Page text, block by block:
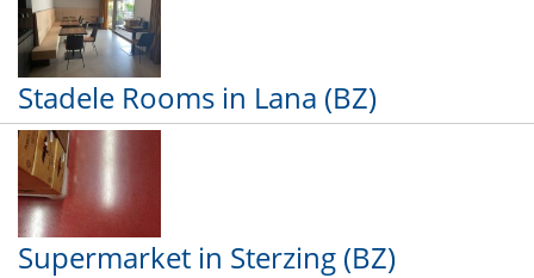
Stadele Rooms in Lana (BZ)
Supermarket in Sterzing (BZ)